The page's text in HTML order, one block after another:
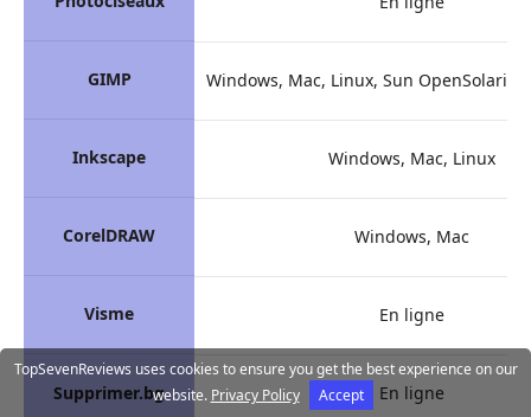
GIMP
Inkscape
CorelDRAW
Visme
Supprimer.bg
Windows, Mac, Linux, Sun OpenSolaris,
Windows, Mac, Linux
Windows, Mac
En ligne
En ligne
TopSevenReviews uses cookies to ensure you get the best experience on our
website. Privacy Policy Accept